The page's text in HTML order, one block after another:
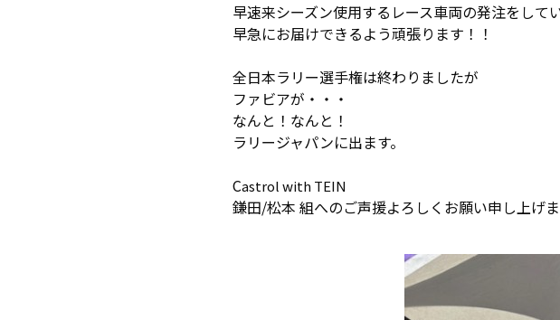
早速来シーズン使用するレース車両の発注をして
早急にお届けできるよう頑張ります！！
全日本ラリー選手権は終わりましたが
ファビアが・・・
なんと！なんと！
ラリージャパンに出ます。
Castrol with TEIN
鎌田/松本 組へのご声援よろしくお願い申し上げ